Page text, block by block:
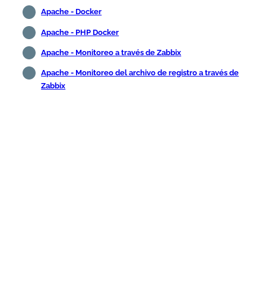
Apache - Docker
Apache - PHP Docker
Apache - Monitoreo a través de Zabbix
Apache - Monitoreo del archivo de registro a través de
Zabbix